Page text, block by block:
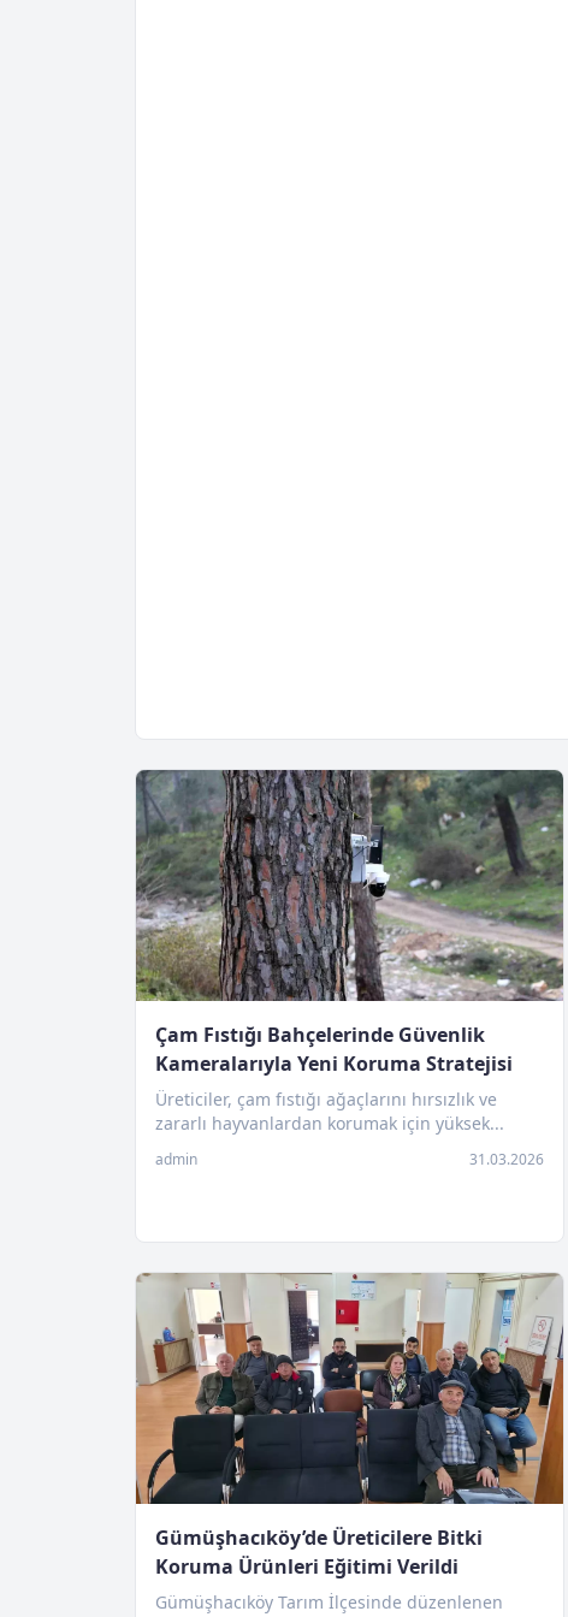
Çam Fıstığı Bahçelerinde Güvenlik
Kameralarıyla Yeni Koruma Stratejisi
Üreticiler, çam fıstığı ağaçlarını hırsızlık ve
zararlı hayvanlardan korumak için yüksek...
admin 31.03.2026
Gümüşhacıköy’de Üreticilere Bitki
Koruma Ürünleri Eğitimi Verildi
Gümüşhacıköy Tarım İlçesinde düzenlenen